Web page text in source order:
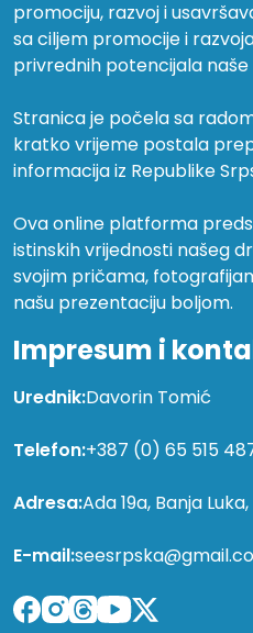
promociju, razvoj i
sa ciljem promocije i
privrednih potencijala naše
Stranica je počela sa
kratko vrijeme postala
informacija iz Republike
Ova online platforma
istinskih vrijednosti našeg
svojim pričama,
našu prezentaciju boljom.
Impresum i
Urednik:Davorin Tomić
Telefon:+387 (0) 65 515
Adresa:Ada 19a, Banja
E-mail: